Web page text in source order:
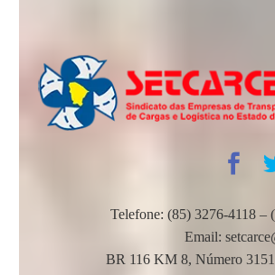
Telefone: (85) 3276-4118 –
Email:
BR 116 KM 8, Número